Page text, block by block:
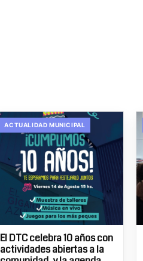
ACTUALIDAD MUNICIPAL
El DTC celebra 10 años con
actividades abiertas a la